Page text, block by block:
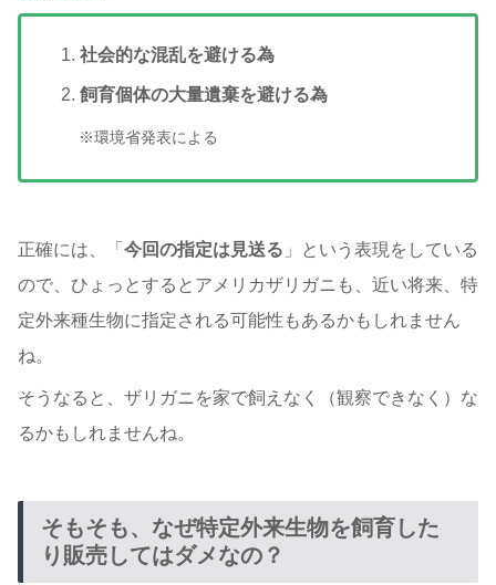
社会的な混乱を避ける為
飼育個体の大量遺棄を避ける為
※環境省発表による
正確には、「 今回の指定は見送る 」という表現をしている
ので、ひょっとするとアメリカザリガニも、近い将来、特
定外来種生物に指定される可能性もあるかもしれません
ね。
そうなると、ザリガニを家で飼えなく（観察できなく）な
るかもしれませんね。
そもそも、なぜ特定外来生物を飼育した
り販売してはダメなの？